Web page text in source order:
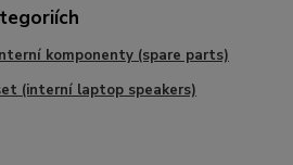
komponenty (spare parts)
(interní laptop speakers)